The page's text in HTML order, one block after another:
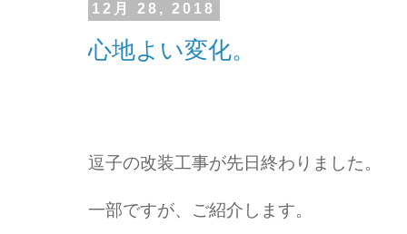
12月 28, 2018
心地よい変化。
逗子の改装工事が先日終わりました。
一部ですが、ご紹介します。